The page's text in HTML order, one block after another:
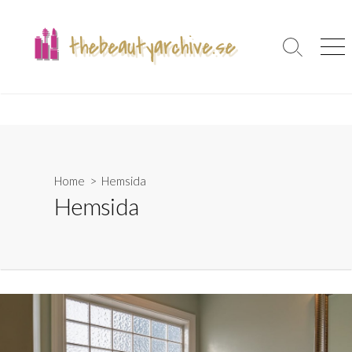
content
Search
Home > Hemsida
Hemsida